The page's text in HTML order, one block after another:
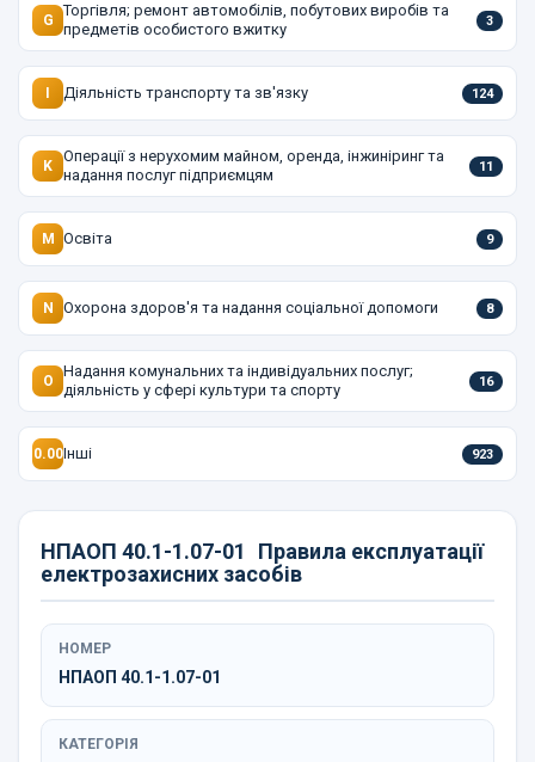
G
Торгівля; ремонт автомобілів, побутових виробів та
предметів особистого вжитку
3
I Діяльність транспорту та зв'язку 124
K
Операції з нерухомим майном, оренда, інжиніринг та
надання послуг підприємцям
11
M Освіта 9
N Охорона здоров'я та надання соціальної допомоги 8
O
Надання комунальних та індивідуальних послуг;
діяльність у сфері культури та спорту
16
0.00Інші 923
НПАОП 40.1-1.07-01
Правила експлуатації
електрозахисних засобів
НОМЕР
НПАОП 40.1-1.07-01
КАТЕГОРІЯ